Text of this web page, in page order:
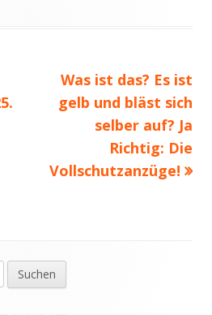
Nächster
Beitrag
Was ist das? Es ist
gelb und bläst sich
selber auf? Ja
Richtig: Die
Vollschutzanzüge!